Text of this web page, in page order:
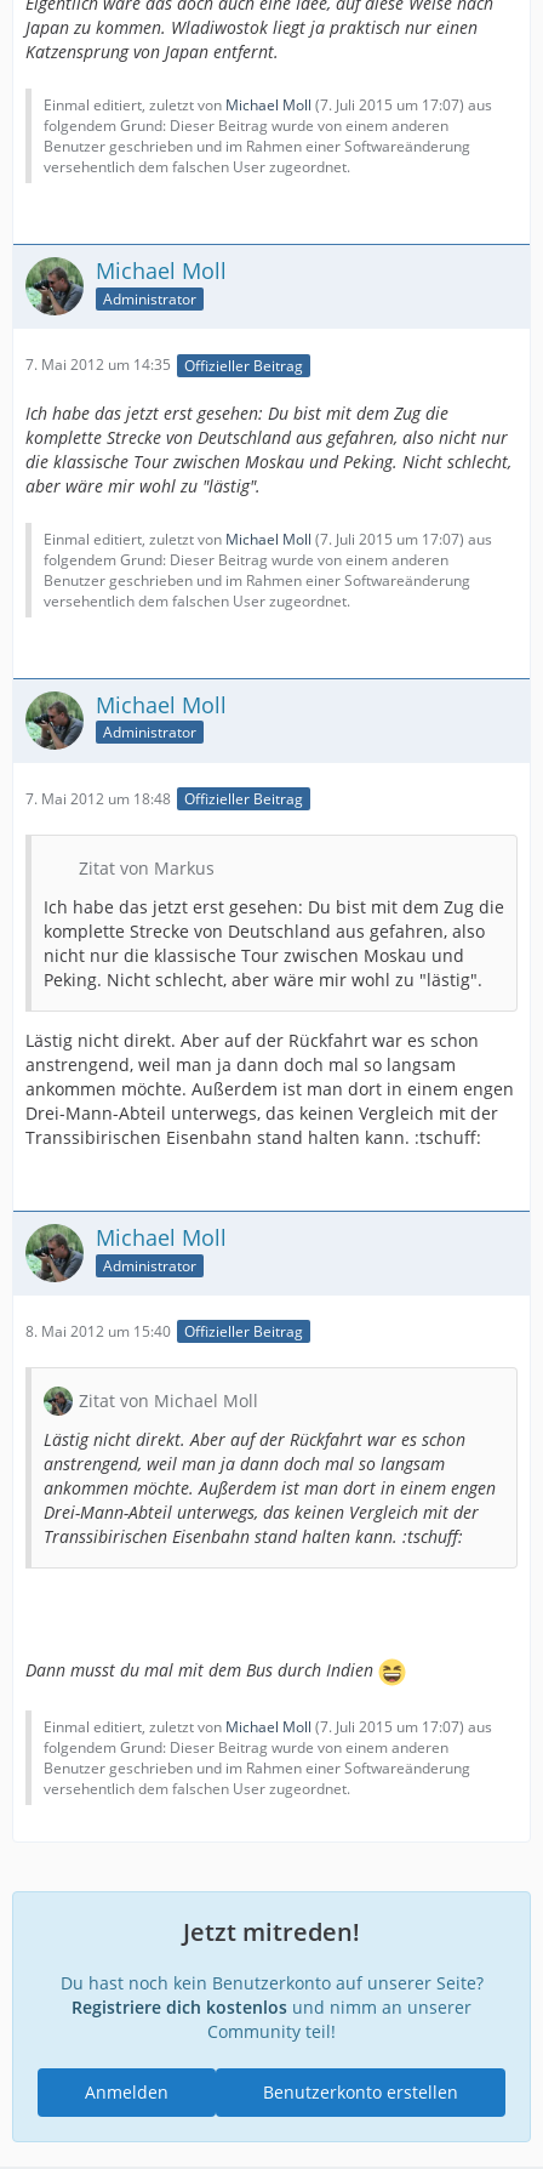
Japan zu kommen. Wladiwostok liegt ja praktisch nur einen
Katzensprung von Japan entfernt.
Einmal editiert, zuletzt von Michael Moll (7. Juli 2015 um 17:07) aus
folgendem Grund: Dieser Beitrag wurde von einem anderen
Benutzer geschrieben und im Rahmen einer Softwareänderung
versehentlich dem falschen User zugeordnet.
Michael Moll
Administrator
7. Mai 2012 um 14:35 Offizieller Beitrag
Ich habe das jetzt erst gesehen: Du bist mit dem Zug die
komplette Strecke von Deutschland aus gefahren, also nicht nur
die klassische Tour zwischen Moskau und Peking. Nicht schlecht,
aber wäre mir wohl zu "lästig".
Einmal editiert, zuletzt von Michael Moll (7. Juli 2015 um 17:07) aus
folgendem Grund: Dieser Beitrag wurde von einem anderen
Benutzer geschrieben und im Rahmen einer Softwareänderung
versehentlich dem falschen User zugeordnet.
Michael Moll
Administrator
7. Mai 2012 um 18:48 Offizieller Beitrag
Zitat von Markus
Ich habe das jetzt erst gesehen: Du bist mit dem Zug die
komplette Strecke von Deutschland aus gefahren, also
nicht nur die klassische Tour zwischen Moskau und
Peking. Nicht schlecht, aber wäre mir wohl zu "lästig".
Lästig nicht direkt. Aber auf der Rückfahrt war es schon
anstrengend, weil man ja dann doch mal so langsam
ankommen möchte. Außerdem ist man dort in einem engen
Drei-Mann-Abteil unterwegs, das keinen Vergleich mit der
Transsibirischen Eisenbahn stand halten kann. :tschuff:
Michael Moll
Administrator
8. Mai 2012 um 15:40 Offizieller Beitrag
Zitat von Michael Moll
Lästig nicht direkt. Aber auf der Rückfahrt war es schon
anstrengend, weil man ja dann doch mal so langsam
ankommen möchte. Außerdem ist man dort in einem engen
Drei-Mann-Abteil unterwegs, das keinen Vergleich mit der
Transsibirischen Eisenbahn stand halten kann. :tschuff:
Dann musst du mal mit dem Bus durch Indien
Einmal editiert, zuletzt von Michael Moll (7. Juli 2015 um 17:07) aus
folgendem Grund: Dieser Beitrag wurde von einem anderen
Benutzer geschrieben und im Rahmen einer Softwareänderung
versehentlich dem falschen User zugeordnet.
Jetzt mitreden!
Du hast noch kein Benutzerkonto auf unserer Seite?
Registriere dich kostenlos und nimm an unserer
Community teil!
Benutzerkonto erstellen
Anmelden